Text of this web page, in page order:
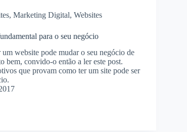
, Marketing Digital, Websites
para o seu negócio
website pode mudar o seu negócio de
bem, convido-o então a ler este post.
que provam como ter um site pode ser